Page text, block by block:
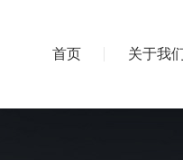
首页 关于我